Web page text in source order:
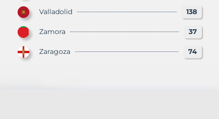
Valladolid 138
Zamora 37
Zaragoza 74